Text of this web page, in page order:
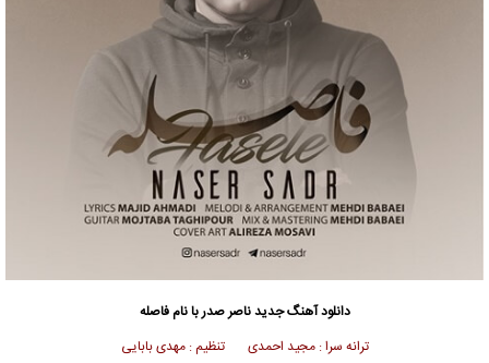
دانلود آهنگ جدیدناصر صدربا نام فاصله
ترانه سرا : مجید احمدی تنظیم : مهدی بابایی